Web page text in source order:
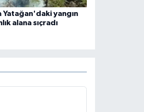
Yatağan'daki yangın
alana sıçradı